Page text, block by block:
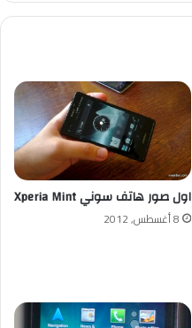
اول صور هاتف سوني Xperia Mint
8 أغسطس, 2012